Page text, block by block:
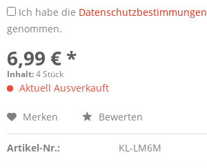
Ich habe die Datenschutzbestimmungen
genommen.
6,99 € *
Inhalt:4 Stück
Aktuell Ausverkauft
Merken Bewerten
Artikel-Nr.: KL-LM6M